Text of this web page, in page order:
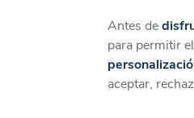
Antes de
para permitir
aceptar,